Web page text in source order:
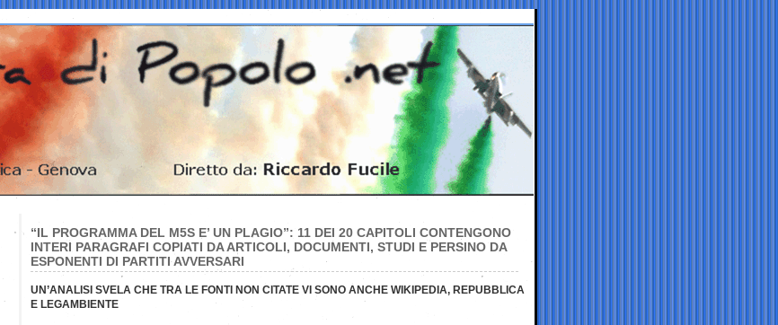
“IL PROGRAMMA DEL M5S E’ UN PLAGIO”: 11 DEI 20 CAPITOLI CONTENGONO
INTERI PARAGRAFI COPIATI DA ARTICOLI, DOCUMENTI, STUDI E PERSINO DA
ESPONENTI DI PARTITI AVVERSARI
UN’ANALISI SVELA CHE TRA LE FONTI NON CITATE VI SONO ANCHE WIKIPEDIA, REPUBBLICA
E LEGAMBIENTE